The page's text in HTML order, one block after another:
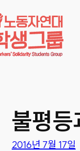
불평등
2016년 7월 17일